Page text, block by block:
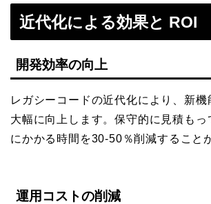
近代化による効果と ROI
開発効率の向上
レガシーコードの近代化により、新機
大幅に向上します。保守的に見積もっ
にかかる時間を30-50％削減すること
運用コストの削減